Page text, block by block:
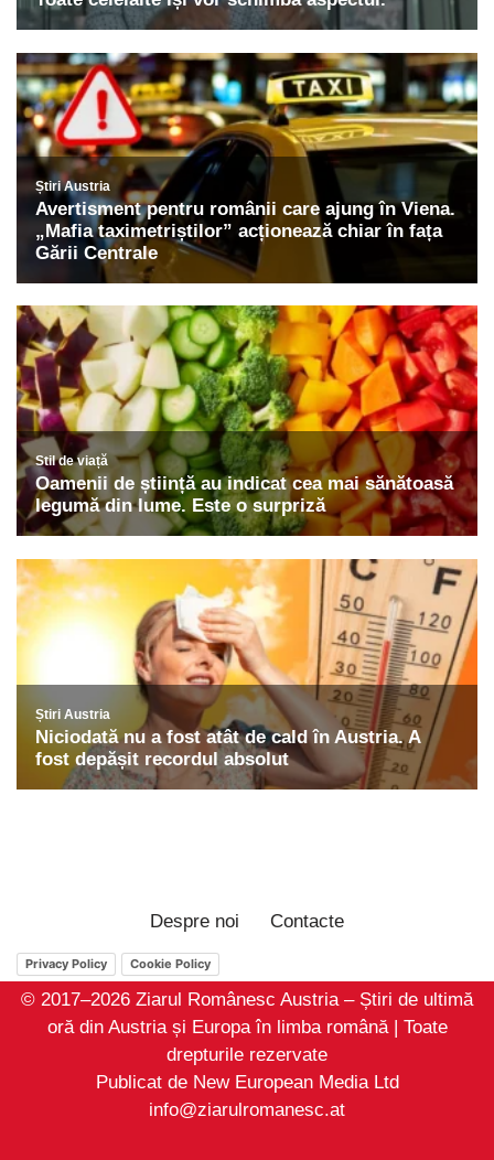
Despre noi Contacte
Privacy Policy Cookie Policy
© 2017–2026 Ziarul Românesc Austria – Știri de ultimă
oră din Austria și Europa în limba română | Toate
drepturile rezervate
Publicat de New European Media Ltd
info@ziarulromanesc.at